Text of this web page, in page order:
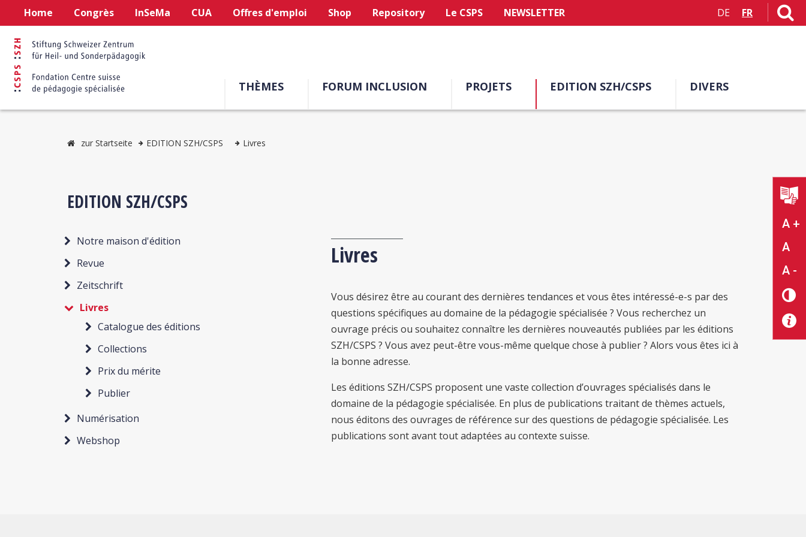
Home Congrès InSeMa CUA Offres d'emploi Shop Repository Le CSPS NEWSLETTER DE FR
THÈMES FORUM INCLUSION PROJETS EDITION SZH/CSPS DIVERS
A +
A
A -
zur Startseite EDITION SZH/CSPS Livres
EDITION SZH/CSPS
Notre maison d'édition
Revue
Zeitschrift
Livres
Catalogue des éditions
Collections
Prix du mérite
Publier
Numérisation
Webshop
Livres
Vous désirez être au courant des dernières tendances et vous êtes intéressé-e-s par des
questions spécifiques au domaine de la pédagogie spécialisée ? Vous recherchez un
ouvrage précis ou souhaitez connaître les dernières nouveautés publiées par les éditions
SZH/CSPS ? Vous avez peut-être vous-même quelque chose à publier ? Alors vous êtes ici à
la bonne adresse.
Les éditions SZH/CSPS proposent une vaste collection d’ouvrages spécialisés dans le
domaine de la pédagogie spécialisée. En plus de publications traitant de thèmes actuels,
nous éditons des ouvrages de référence sur des questions de pédagogie spécialisée. Les
publications sont avant tout adaptées au contexte suisse.